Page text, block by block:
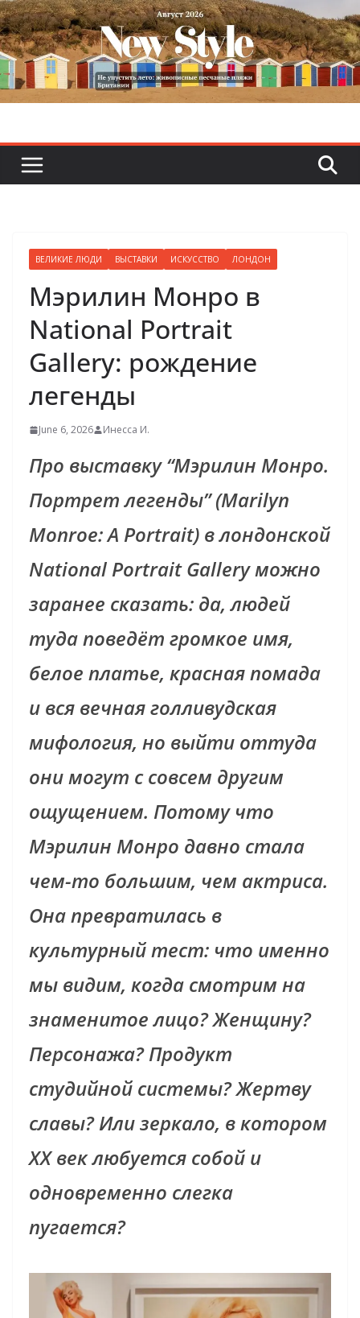
Skip
to
content
ВЕЛИКИЕ ЛЮДИ ВЫСТАВКИ ИСКУССТВО ЛОНДОН
Мэрилин Монро в
National Portrait
Gallery: рождение
легенды
June 6, 2026 Инесса И.
Про выставку “Мэрилин Монро.
Портрет легенды” (Marilyn
Monroe: A Portrait) в лондонской
National Portrait Gallery можно
заранее сказать: да, людей
туда поведёт громкое имя,
белое платье, красная помада
и вся вечная голливудская
мифология, но выйти оттуда
они могут с совсем другим
ощущением. Потому что
Мэрилин Монро давно стала
чем-то большим, чем актриса.
Она превратилась в
культурный тест: что именно
мы видим, когда смотрим на
знаменитое лицо? Женщину?
Персонажа? Продукт
студийной системы? Жертву
славы? Или зеркало, в котором
XX век любуется собой и
одновременно слегка
пугается?